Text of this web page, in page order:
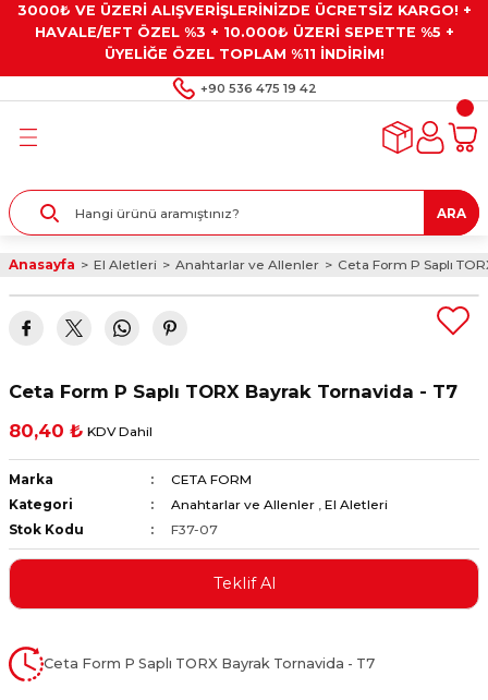
3000₺ VE ÜZERİ ALIŞVERİŞLERİNİZDE ÜCRETSİZ KARGO! +
HAVALE/EFT ÖZEL %3 + 10.000₺ ÜZERİ SEPETTE %5 +
ÜYELİĞE ÖZEL TOPLAM %11 İNDİRİM!
+90 536 475 19 42
Geri Dön
Kaplamalar
Geri Dön
Geri Dön
Gresler
Geri Dön
Alet Setleri
ve Multimetreler
ve Penseler
Geri Dön
Taşları ve
ARA
Anasayfa El Aletleri Anahtarlar ve Allenler Ceta Form P Saplı
Ceta Form P Saplı TORX Bayrak Tornavida - T7
80,40 ₺ KDV Dahil
Marka
CETA FORM
Kategori
Anahtarlar ve Allenler , El Aletleri
Stok Kodu
F37-07
Teklif Al
Ceta Form P Saplı TORX Bayrak Tornavida - T7